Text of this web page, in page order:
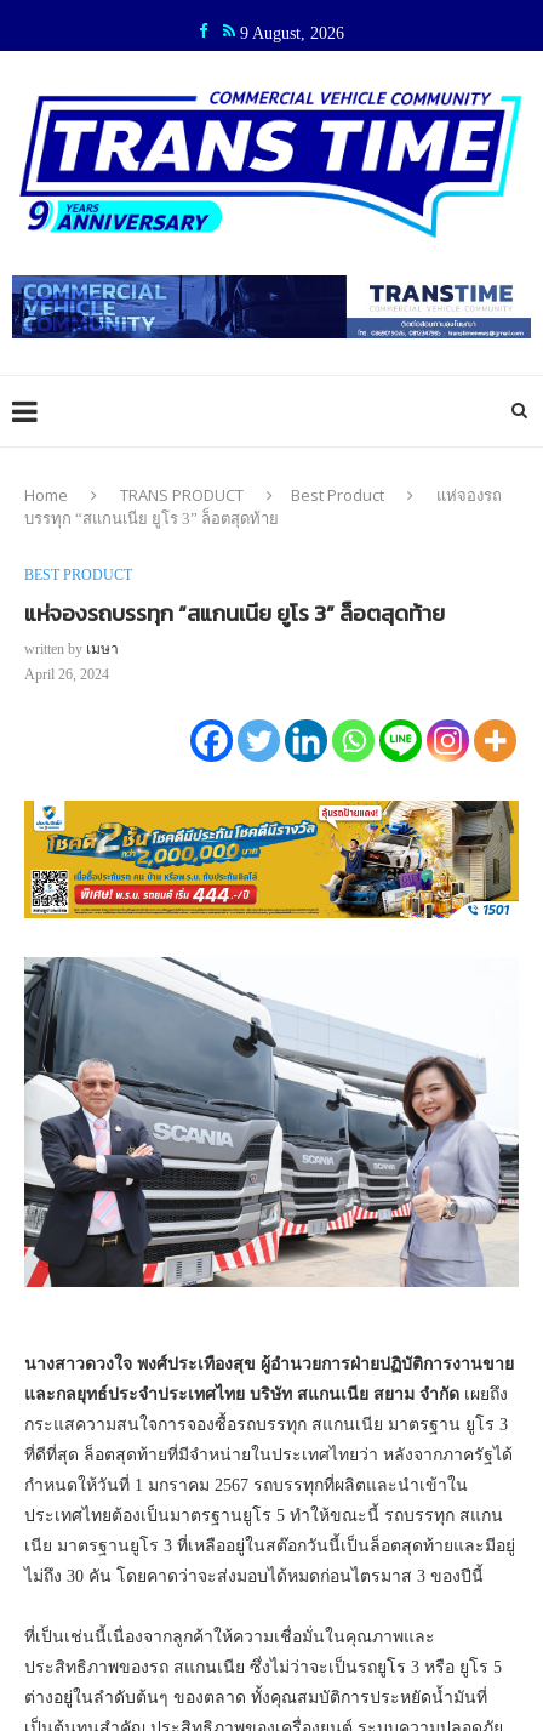
9 August, 2026
Home TRANS PRODUCT Best Product
แห่จองรถ
บรรทุก “สแกนเนีย ยูโร 3” ล็อตสุดท้าย
BEST PRODUCT
แห่จองรถบรรทุก “สแกนเนีย ยูโร 3” ล็อตสุดท้าย
written by เมษา
April 26, 2024
นางสาวดวงใจ พงศ์ประเทืองสุข ผู้อำนวยการฝ่ายปฏิบัติการงานขาย
และกลยุทธ์ประจำประเทศไทย บริษัท สแกนเนีย สยาม จำกัด เผยถึง
กระแสความสนใจการจองซื้อรถบรรทุก สแกนเนีย มาตรฐาน ยูโร 3
ที่ดีที่สุด ล็อตสุดท้ายที่มีจำหน่ายในประเทศไทยว่า หลังจากภาครัฐได้
กำหนดให้วันที่ 1 มกราคม 2567 รถบรรทุกที่ผลิตและนำเข้าใน
ประเทศไทยต้องเป็นมาตรฐานยูโร 5 ทำให้ขณะนี้ รถบรรทุก สแกน
เนีย มาตรฐานยูโร 3 ที่เหลืออยู่ในสต๊อกวันนี้เป็นล็อตสุดท้ายและมีอยู่
ไม่ถึง 30 คัน โดยคาดว่าจะส่งมอบได้หมดก่อนไตรมาส 3 ของปีนี้
ที่เป็นเช่นนี้เนื่องจากลูกค้าให้ความเชื่อมั่นในคุณภาพและ
ประสิทธิภาพของรถ สแกนเนีย ซึ่งไม่ว่าจะเป็นรถยูโร 3 หรือ ยูโร 5
ต่างอยู่ในลำดับต้นๆ ของตลาด ทั้งคุณสมบัติการประหยัดน้ำมันที่